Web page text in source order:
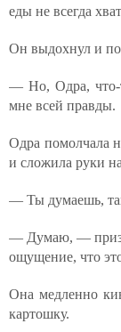
еды не всегда
Он выдохнул и
— Но, Одра, что-
мне всей правды.
Одра помолчала
и сложила руки
— Ты думаешь,
— Думаю, —
ощущение, что
Она медленно
картошку.